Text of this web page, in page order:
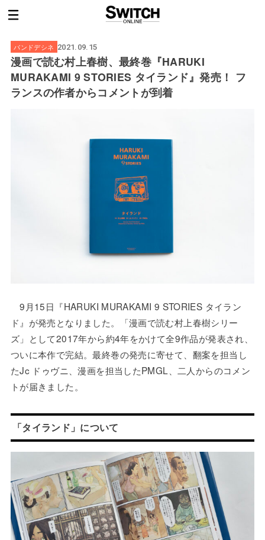
バンドデシネ 2021.09.15
漫画で読む村上春樹、最終巻『HARUKI
MURAKAMI 9 STORIES タイランド』発売！ フ
ランスの作者からコメントが到着
9月15日『HARUKI MURAKAMI 9 STORIES タイラン
ド』が発売となりました。「漫画で読む村上春樹シリー
ズ」として2017年から約4年をかけて全9作品が発表され、
ついに本作で完結。最終巻の発売に寄せて、翻案を担当し
たJc ドゥヴニ、漫画を担当したPMGL、二人からのコメン
トが届きました。
「タイランド」について